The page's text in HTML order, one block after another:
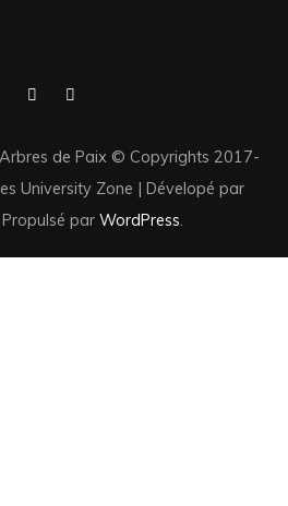
de Paix © Copyrights 2017-
University Zone | Dévelopé par
Propulsé par WordPress.